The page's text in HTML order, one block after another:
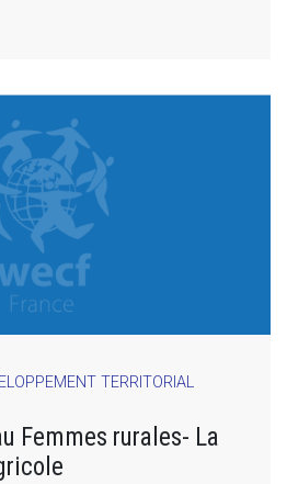
TERRITORIAL
Femmes rurales- La